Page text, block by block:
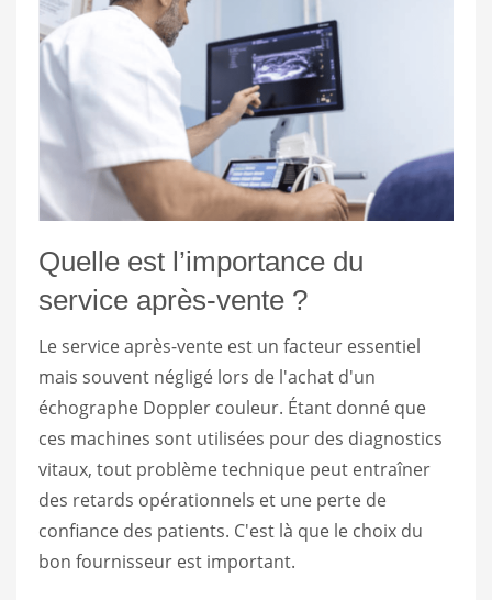
Quelle est l’importance du
service après-vente ?
Le service après-vente est un facteur essentiel
mais souvent négligé lors de l'achat d'un
échographe Doppler couleur. Étant donné que
ces machines sont utilisées pour des diagnostics
vitaux, tout problème technique peut entraîner
des retards opérationnels et une perte de
confiance des patients. C'est là que le choix du
bon fournisseur est important.